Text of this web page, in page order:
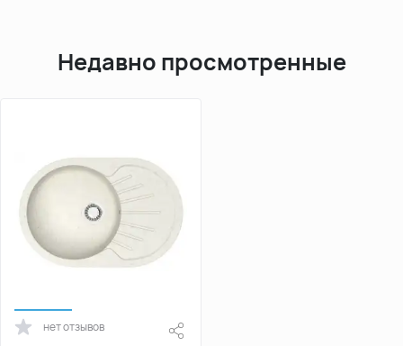
Недавно просмотренные
нет отзывов